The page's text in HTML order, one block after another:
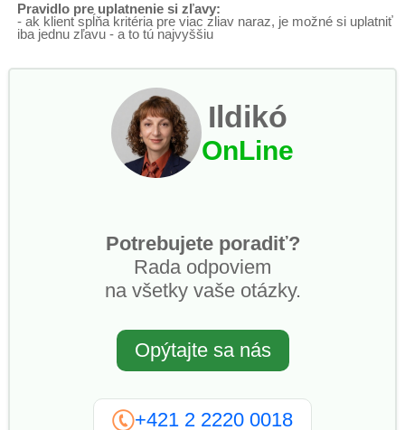
Pravidlo pre uplatnenie si zľavy:
- ak klient spĺňa kritéria pre viac zliav naraz, je možné si uplatniť
iba jednu zľavu - a to tú najvyššiu
Ildikó
OnLine
Potrebujete poradiť?
Rada odpoviem
na všetky vaše otázky.
Opýtajte sa nás
+421 2 2220 0018